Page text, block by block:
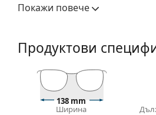
рамката напълно
Аксесоари
Доставяме
или торбичката и
Кърпичката за
модели могат да бъдат
Покажи повече
Продуктови
138 mm
Ширина